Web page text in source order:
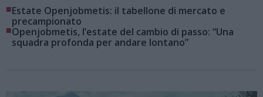
■Estate Openjobmetis: il tabellone di mercato e
precampionato
■Openjobmetis, l’estate del cambio di passo: “Una
squadra profonda per andare lontano”